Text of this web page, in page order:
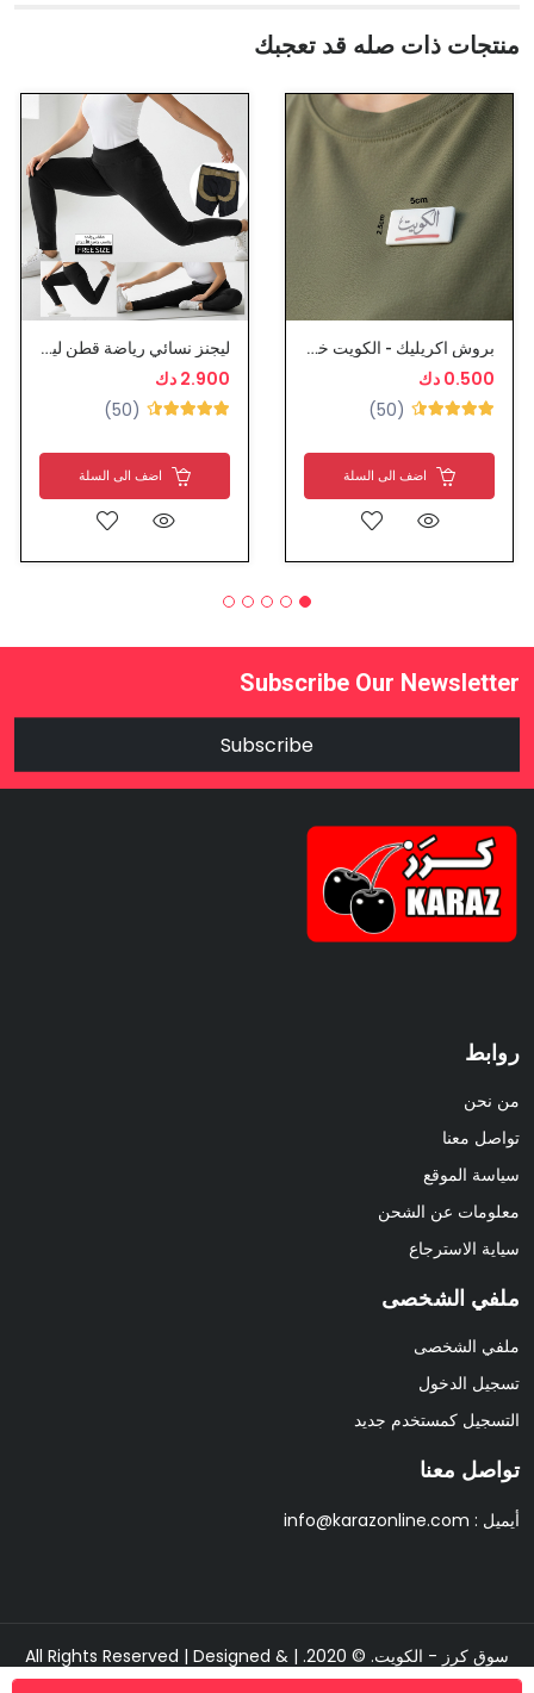
منتجات ذات صله قد تعجبك
بروش اكريليك - الكويت خط احمر
0.500 دك
(50)
اضف الى السلة
ليجنز نسائي رياضة قطن ليجرا
2.900 دك
(50)
اضف الى السلة
Subscribe Our Newsletter
Subscribe
روابط
من نحن
تواصل معنا
سياسة الموقع
معلومات عن الشحن
سياية الاسترجاع
ملفي الشخصى
ملفي الشخصى
تسجيل الدخول
التسجيل كمستخدم جديد
تواصل معنا
أيميل : info@karazonline.com
سوق كرز - الكويت. © 2020. | All Rights Reserved | Designed &
Developed ByPixipine